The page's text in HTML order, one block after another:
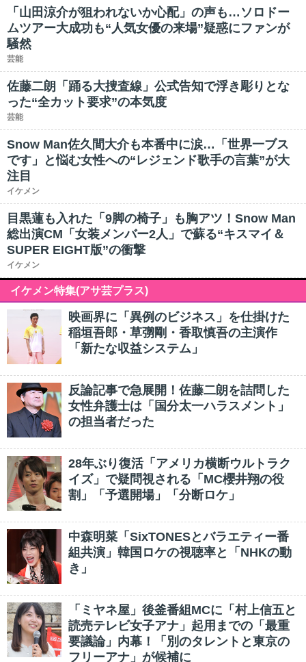
「山田涼介が狙われないか心配」の声も…ソロドー
ムツアー大成功も“人気女優の来場”疑惑にファンが
騒然
芸能
佐藤二朗「踊る大捜査線」公式告知で浮き彫りとな
った“全カット要求”の本気度
芸能
Snow Man佐久間大介も本番中に涙…「世界一ブス
です」と悩む女性への“レジェンド歌手の言葉”が大
注目
イケメン
目黒蓮も入れた「9脚の椅子」も胸アツ！Snow Man
総出演CM「女装メンバー2人」で蘇る“キスマイ＆
SUPER EIGHT版”の衝撃
イケメン
イケメン特集(アサ芸プラス)
映画界に「異例のビジネス」を仕掛けた
稲垣吾郎・草彅剛・香取慎吾の主演作
「新たな収益システム」
反論記事で急展開！佐藤二朗を詰問した
女性弁護士は「国分太一ハラスメント」
の担当者だった
28年ぶり復活「アメリカ横断ウルトラク
イズ」で疑問視される「MC櫻井翔の役
割」「予選開場」「分断ロケ」
中森明菜「SixTONESとバラエティー番
組共演」韓国ロケの視聴率と「NHKの動
き」
「ミヤネ屋」後釜番組MCに「村上信五と
読売テレビ女子アナ」起用までの「最重
要議論」内幕！「別のタレントと東京の
フリーアナ」が候補に